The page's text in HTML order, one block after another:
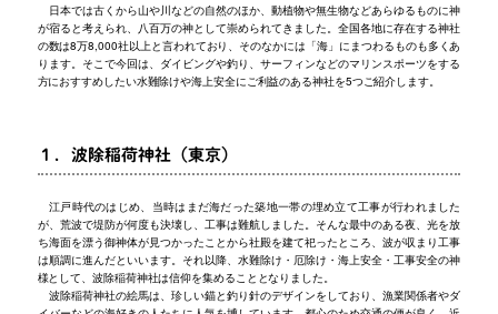
日本では古くから山や川などの自然のほか、動植物や無生物などあらゆるものに神
が宿ると考えられ、八百万の神として崇められてきました。全国各地に存在する神社
の数は8万8,000社以上と言われており、そのなかには「海」にまつわるものも多くあ
ります。そこで今回は、ダイビングや釣り、サーフィンなどのマリンスポーツをする
方におすすめしたい水難除けや海上安全にご利益のある神社を5つご紹介します。
１．波除稲荷神社（東京）
江戸時代のはじめ、当時はまだ海だった築地一帯の埋め立て工事が行われました
が、荒波で堤防が何度も決壊し、工事は難航しました。そんな最中のある夜、光を放
ち海面を漂う御神体が見つかったことから社殿を建て祀ったところ、波が収まり工事
は順調に進んだといいます。それ以降、水難除け・厄除け・海上安全・工事安全の神
様として、波除稲荷神社は信仰を集めることとなりました。
波除稲荷神社の絵馬は、珍しい錨と釣り針のデザインをしており、漁業関係者やダ